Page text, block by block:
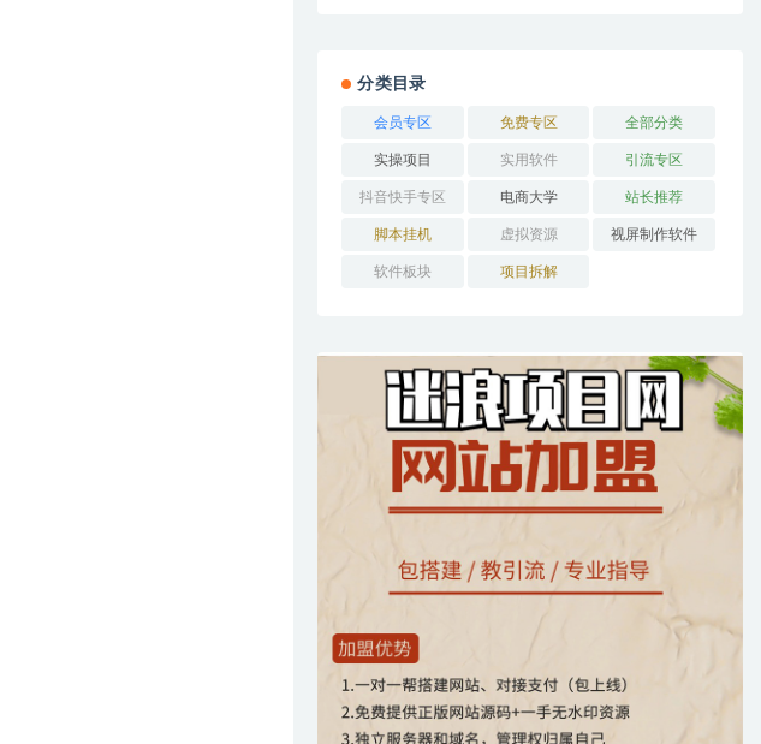
分类目录
会员专区 免费专区 全部分类
实操项目 实用软件 引流专区
抖音快手专区 电商大学 站长推荐
脚本挂机 虚拟资源 视屏制作软件
软件板块 项目拆解